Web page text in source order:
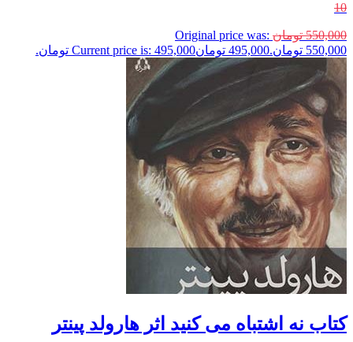
10
550,000 تومان Original price was:
550,000 تومان.
495,000 تومانCurrent price is: 495,000 تومان.
کتاب نه اشتباه می کنید اثر هارولد پینتر